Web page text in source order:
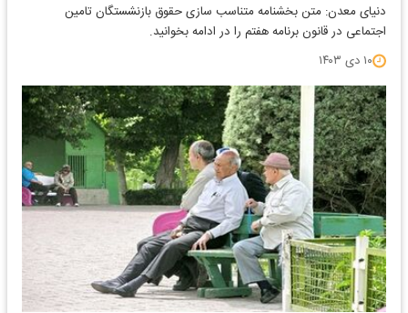
دنیای معدن: متن بخشنامه متناسب سازی حقوق بازنشستگان تامین
اجتماعی در قانون برنامه هفتم را در ادامه بخوانید.
۱۰ دی ۱۴۰۳